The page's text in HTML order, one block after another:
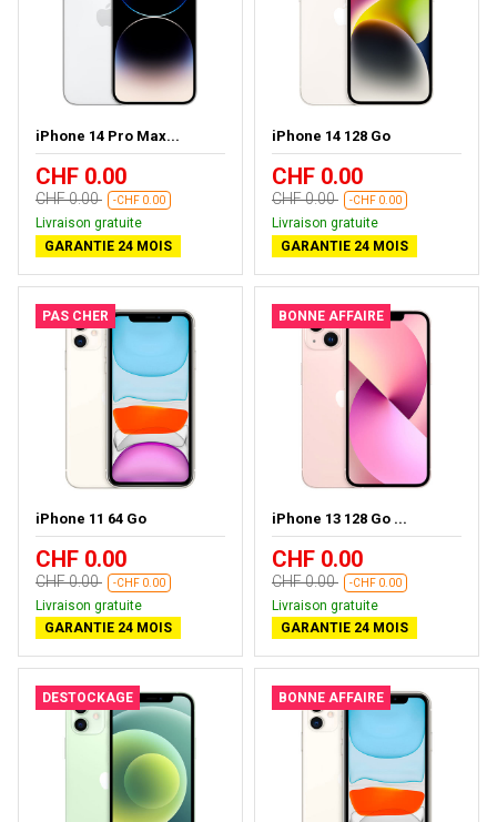
iPhone 14 Pro Max...
CHF 0.00
CHF 0.00 -CHF 0.00
Livraison gratuite
GARANTIE 24 MOIS
iPhone 14 128 Go
CHF 0.00
CHF 0.00 -CHF 0.00
Livraison gratuite
GARANTIE 24 MOIS
PAS CHER
iPhone 11 64 Go
CHF 0.00
CHF 0.00 -CHF 0.00
Livraison gratuite
GARANTIE 24 MOIS
BONNE AFFAIRE
iPhone 13 128 Go ...
CHF 0.00
CHF 0.00 -CHF 0.00
Livraison gratuite
GARANTIE 24 MOIS
DESTOCKAGE BONNE AFFAIRE